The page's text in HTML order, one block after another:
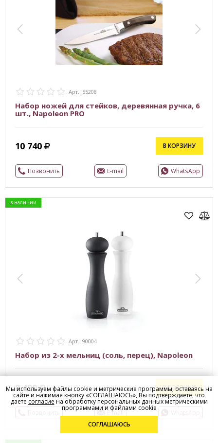
Арт.: 55208
Набор ножей для стейков, деревянная ручка, 6
шт., Napoleon PRO
10 740 В КОРЗИНУ
Позвонить E-mail WhatsApp
в наличии
Арт.: 90004
Набор из 2-х мельниц (соль, перец), Napoleon
8 490 В КОРЗИНУ
E-mail
Мы используем файлы cookie и метрические программы, оставаясь на
сайте и нажимая кнопку «СОГЛАШАЮСЬ», Вы подтверждаете, что
даете согласие на обработку персональных данных метрическими
программами и файлами cookie
СОГЛАШАЮСЬ